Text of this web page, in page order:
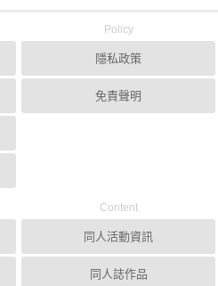
Policy
隱私政策
免責聲明
Content
同人活動資訊
同人誌作品